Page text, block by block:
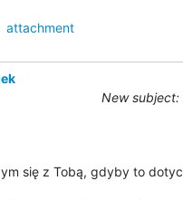
attachment
New subject:
się z Tobą, gdyby to